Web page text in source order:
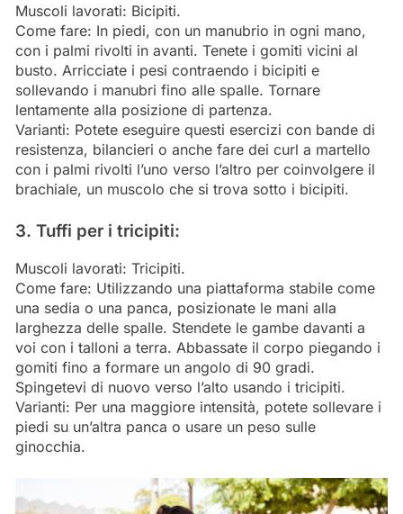
Muscoli lavorati: Bicipiti.
Come fare: In piedi, con un manubrio in ogni mano,
con i palmi rivolti in avanti. Tenete i gomiti vicini al
busto. Arricciate i pesi contraendo i bicipiti e
sollevando i manubri fino alle spalle. Tornare
lentamente alla posizione di partenza.
Varianti: Potete eseguire questi esercizi con bande di
resistenza, bilancieri o anche fare dei curl a martello
con i palmi rivolti l’uno verso l’altro per coinvolgere il
brachiale, un muscolo che si trova sotto i bicipiti.
3. Tuffi per i tricipiti:
Muscoli lavorati: Tricipiti.
Come fare: Utilizzando una piattaforma stabile come
una sedia o una panca, posizionate le mani alla
larghezza delle spalle. Stendete le gambe davanti a
voi con i talloni a terra. Abbassate il corpo piegando i
gomiti fino a formare un angolo di 90 gradi.
Spingetevi di nuovo verso l’alto usando i tricipiti.
Varianti: Per una maggiore intensità, potete sollevare i
piedi su un’altra panca o usare un peso sulle
ginocchia.